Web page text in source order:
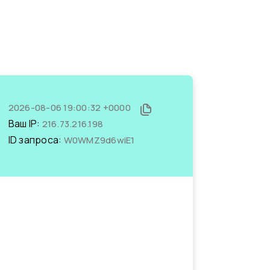
2026-08-06 19:00:32 +0000
Ваш IP: 216.73.216.198
ID запроса: W0WMZ9d6wiE1